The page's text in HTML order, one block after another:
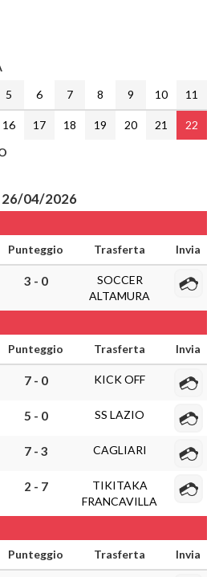
5 6 7 8 9 10 11
16 17 18 19 20 21
22
26/04/2026
Punteggio Trasferta Invia
3 - 0
SOCCER
ALTAMURA
Punteggio Trasferta Invia
7 - 0 KICK OFF
5 - 0 SS LAZIO
7 - 3 CAGLIARI
2 - 7
TIKITAKA
FRANCAVILLA
Punteggio Trasferta Invia